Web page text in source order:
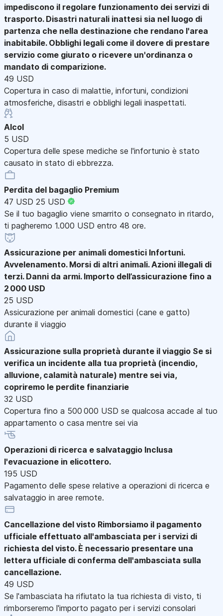
impediscono il regolare funzionamento dei servizi di
trasporto. Disastri naturali inattesi sia nel luogo di
partenza che nella destinazione che rendano l'area
inabitabile. Obblighi legali come il dovere di prestare
servizio come giurato o ricevere un'ordinanza o
mandato di comparizione.
49 USD
Copertura in caso di malattie, infortuni, condizioni
atmosferiche, disastri e obblighi legali inaspettati.
Alcol
5 USD
Copertura delle spese mediche se l'infortunio è stato
causato in stato di ebbrezza.
Perdita del bagaglio Premium
47 USD 25 USD
Se il tuo bagaglio viene smarrito o consegnato in ritardo,
ti pagheremo 1.000 USD entro 48 ore.
Assicurazione per animali domestici Infortuni.
Avvelenamento. Morsi di altri animali. Azioni illegali di
terzi. Danni da armi. Importo dell’assicurazione fino a
2 000 USD
25 USD
Assicurazione per animali domestici (cane e gatto)
durante il viaggio
Assicurazione sulla proprietà durante il viaggio Se si
verifica un incidente alla tua proprietà (incendio,
alluvione, calamità naturale) mentre sei via,
copriremo le perdite finanziarie
32 USD
Copertura fino a 500 000 USD se qualcosa accade al tuo
appartamento o casa mentre sei via
Operazioni di ricerca e salvataggio Inclusa
l'evacuazione in elicottero.
195 USD
Pagamento delle spese relative a operazioni di ricerca e
salvataggio in aree remote.
Cancellazione del visto Rimborsiamo il pagamento
ufficiale effettuato all'ambasciata per i servizi di
richiesta del visto. È necessario presentare una
lettera ufficiale di conferma dell'ambasciata sulla
cancellazione.
49 USD
Se l'ambasciata ha rifiutato la tua richiesta di visto, ti
rimborseremo l'importo pagato per i servizi consolari